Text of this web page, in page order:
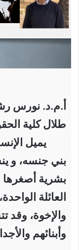
أ.م.د. نورس
طلال كلية
يميل
بني جنسه، و
بشرية أصغرها
العائلة
والإخوة، وقد
وأبنائهم